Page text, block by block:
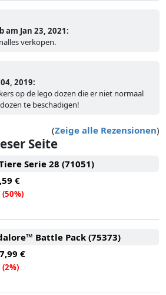
Jan 23, 2021:
verkopen.
2019:
op de lego dozen die er niet normaal
te beschadigen!
(Zeige alle Rezensionen)
Seite
Serie 28 (71051)
€
(50%)
Battle Pack (75373)
€
(2%)